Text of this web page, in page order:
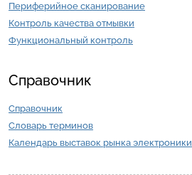
Периферийное сканирование
Контроль качества отмывки
Функциональный контроль
Справочник
Справочник
Словарь терминов
Календарь выставок рынка электроники